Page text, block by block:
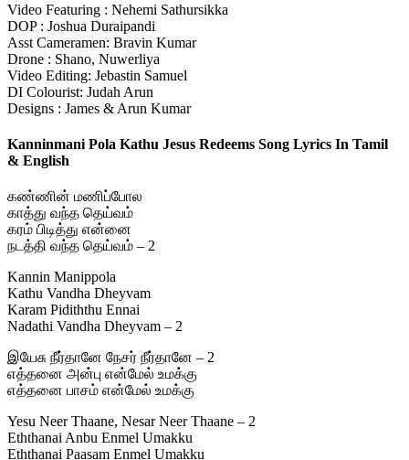
Video Featuring : Nehemi Sathursikka
DOP : Joshua Duraipandi
Asst Cameramen: Bravin Kumar
Drone : Shano, Nuwerliya
Video Editing: Jebastin Samuel
DI Colourist: Judah Arun
Designs : James & Arun Kumar
Kanninmani Pola Kathu Jesus Redeems Song Lyrics In Tamil
& English
கண்ணின் மணிப்போல
காத்து வந்த தெய்வம்
கரம் பிடித்து என்னை
நடத்தி வந்த தெய்வம் – 2
Kannin Manippola
Kathu Vandha Dheyvam
Karam Pidiththu Ennai
Nadathi Vandha Dheyvam – 2
இயேசு நீர்தானே நேசர் நீர்தானே – 2
எத்தனை அன்பு என்மேல் உமக்கு
எத்தனை பாசம் என்மேல் உமக்கு
Yesu Neer Thaane, Nesar Neer Thaane – 2
Eththanai Anbu Enmel Umakku
Eththanai Paasam Enmel Umakku